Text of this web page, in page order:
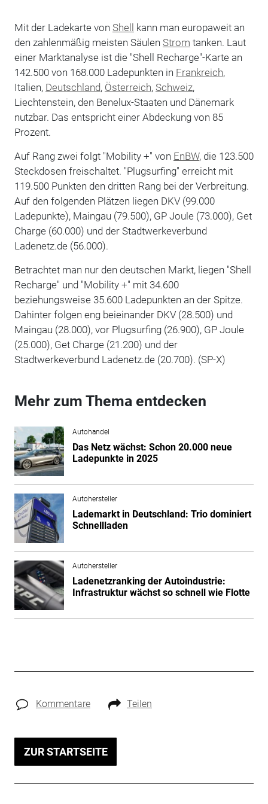
Mit der Ladekarte von Shell kann man europaweit an
den zahlenmäßig meisten Säulen Strom tanken. Laut
einer Marktanalyse ist die "Shell Recharge"-Karte an
142.500 von 168.000 Ladepunkten in Frankreich,
Italien, Deutschland, Österreich, Schweiz,
Liechtenstein, den Benelux-Staaten und Dänemark
nutzbar. Das entspricht einer Abdeckung von 85
Prozent.
Auf Rang zwei folgt "Mobility +" von EnBW, die 123.500
Steckdosen freischaltet. "Plugsurfing" erreicht mit
119.500 Punkten den dritten Rang bei der Verbreitung.
Auf den folgenden Plätzen liegen DKV (99.000
Ladepunkte), Maingau (79.500), GP Joule (73.000), Get
Charge (60.000) und der Stadtwerkeverbund
Ladenetz.de (56.000).
Betrachtet man nur den deutschen Markt, liegen "Shell
Recharge" und "Mobility +" mit 34.600
beziehungsweise 35.600 Ladepunkten an der Spitze.
Dahinter folgen eng beieinander DKV (28.500) und
Maingau (28.000), vor Plugsurfing (26.900), GP Joule
(25.000), Get Charge (21.200) und der
Stadtwerkeverbund Ladenetz.de (20.700). (SP-X)
Mehr zum Thema entdecken
Autohandel
Das Netz wächst: Schon 20.000 neue
Ladepunkte in 2025
Autohersteller
Lademarkt in Deutschland: Trio dominiert
Schnellladen
Autohersteller
Ladenetzranking der Autoindustrie:
Infrastruktur wächst so schnell wie Flotte
Kommentare Teilen
ZUR STARTSEITE